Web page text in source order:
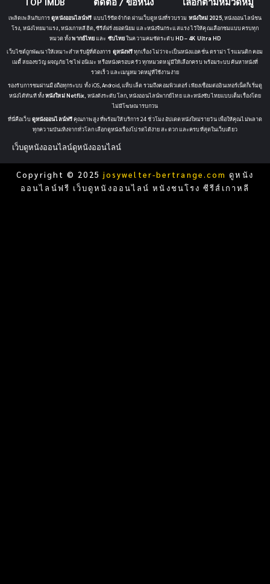
เพลิดเพลินกับการดูหนังออนไลน์ฟรี แบบไร้ขีดจำกัด ผ่านเว็บดูหนังที่รวบรวม หนังใหม่ 2025, หนังออนไลน์ชน
โรง, หนังไทยมาแรง, หนังเกาหลีฮิต, ซีรีส์ฝรั่งยอดนิยม และหนังจีนกระแสแรง ไว้ให้คุณเลือกชมแบบครบทุก
หมวด ทั้งพากย์ไทยและ ซับไทยในความคมชัดระดับ HD – 4K Ultra HD
เว็บไซต์ถูกพัฒนาให้เหมาะสำหรับผู้ที่ต้องการ ดูหนังฟรีทุกเรื่อง ไม่ว่าจะเป็นหนังแอคชั่น ดราม่า โรแมนติก คอม
เมดี้ สยองขวัญ ผจญภัย ไซไฟ อนิเมะ หรือหนังครอบครัว ทุกหมวดหมู่มีให้เลือกครบ พร้อมระบบค้นหาหนังที่
รวดเร็ว และเมนูหมวดหมู่ที่ใช้งานง่าย
รองรับการชมผ่านมือถือทุกระบบ ทั้ง iOS, Android, แท็บเล็ต รวมถึงคอมพิวเตอร์ เพียงเชื่อมต่ออินเทอร์เน็ตก็เริ่มดู
หนังได้ทันที ทั้งหนังใหม่ Netflix, หนังดังระดับโลก, หนังออนไลน์พากย์ไทย และหนังซับไทยแบบเต็มเรื่องโดย
ไม่มีโฆษณารบกวน
ที่นี่คือเว็บ ดูหนังออนไลน์ฟรีคุณภาพสูง ที่พร้อมให้บริการ 24 ชั่วโมง อัปเดตหนังใหม่รายวัน เพื่อให้คุณไม่พลาด
ทุกความบันเทิงจากทั่วโลก เลือกดูหนังเรื่องโปรดได้ง่าย สะดวก และครบที่สุดในเว็บเดียว
เว็บดูหนังออนไลน์ดูหนังออนไลน์
Copyright © 2025 josywelter-bertrange.com ดูหนัง
ออนไลน์ฟรี เว็บดูหนังออนไลน์ หนังชนโรง ซีรีส์เกาหลี